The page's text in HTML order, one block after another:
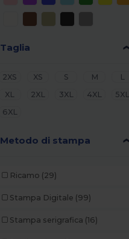
Taglia
2XS XS S M
L
XL
2XL 3XL 4XL
5XL
6XL
Metodo di stampa
Ricamo (29)
Stampa Digitale (99)
Stampa serigrafica (16)